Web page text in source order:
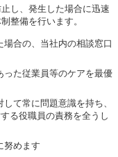
し、発生した場合に迅速
整備を行います。
合の、当社内の相談窓口
った従業員等のケアを最優
て常に問題意識を持ち、
る役職員の責務を全うし
努めます